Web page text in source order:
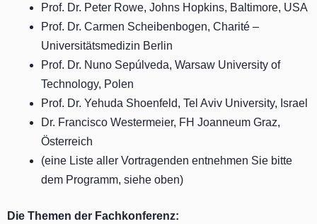
Prof. Dr. Peter Rowe, Johns Hopkins, Baltimore, USA
Prof. Dr. Carmen Scheibenbogen, Charité –
Universitätsmedizin Berlin
Prof. Dr. Nuno Sepúlveda, Warsaw University of
Technology, Polen
Prof. Dr. Yehuda Shoenfeld, Tel Aviv University, Israel
Dr. Francisco Westermeier, FH Joanneum Graz,
Österreich
(eine Liste aller Vortragenden entnehmen Sie bitte
dem Programm, siehe oben)
Die Themen der Fachkonferenz: